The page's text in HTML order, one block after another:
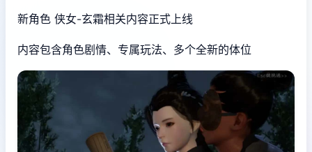
新角色 侠女-玄霜相关内容正式上线
内容包含角色剧情、专属玩法、多个全新的体位